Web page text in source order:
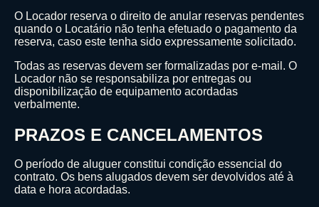
O Locador reserva o direito de anular reservas pendentes
quando o Locatário não tenha efetuado o pagamento da
reserva, caso este tenha sido expressamente solicitado.
Todas as reservas devem ser formalizadas por e-mail. O
Locador não se responsabiliza por entregas ou
disponibilização de equipamento acordadas
verbalmente.
PRAZOS E CANCELAMENTOS
O período de aluguer constitui condição essencial do
contrato. Os bens alugados devem ser devolvidos até à
data e hora acordadas.